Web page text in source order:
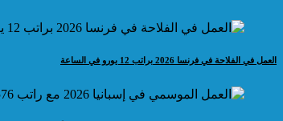
العمل في الفلاحة في فرنسا 2026 براتب 12 يورو في الساعة